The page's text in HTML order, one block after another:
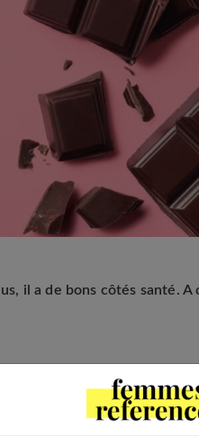
il a de bons côtés santé.
de cacao, de beurre de
de liant.